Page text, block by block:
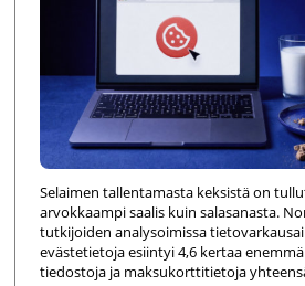
Selaimen tallentamasta keksistä on
arvokkaampi saalis kuin salasanasta.
tutkijoiden analysoimissa
evästetietoja esiintyi 4,6 kertaa
tiedostoja ja maksukorttitietoja